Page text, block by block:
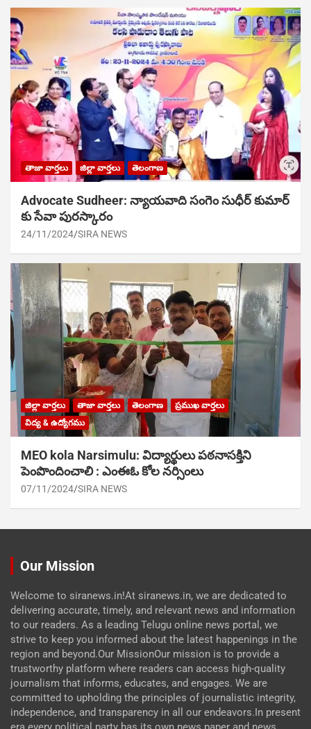
తాజా వార్తలు జిల్లా వార్తలు తెలంగాణ
Advocate Sudheer: న్యాయవాది సంగెం సుధీర్ కుమార్
కు సేవా పురస్కారం
24/11/2024 SIRA NEWS
జిల్లా వార్తలు తాజా వార్తలు తెలంగాణ
ప్రముఖ వార్తలు
విద్య & ఉద్యోగము
MEO kola Narsimulu: విద్యార్థులు పఠ‌నాసక్తిని
పెంపొందించాలి : ఎంఈఓ కోల నర్సింలు
07/11/2024 SIRA NEWS
Our Mission
Welcome to siranews.in!At siranews.in, we are dedicated to
delivering accurate, timely, and relevant news and information
to our readers. As a leading Telugu online news portal, we
strive to keep you informed about the latest happenings in the
region and beyond.Our MissionOur mission is to provide a
trustworthy platform where readers can access high-quality
journalism that informs, educates, and engages. We are
committed to upholding the principles of journalistic integrity,
independence, and transparency in all our endeavors.In present